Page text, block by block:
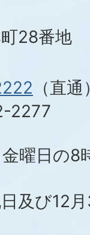
28番地
（直
2277
曜日の8
及び12